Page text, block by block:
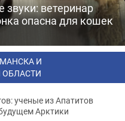
ветеринар
опасна для кошек
И
ученые из Апатитов
Арктики